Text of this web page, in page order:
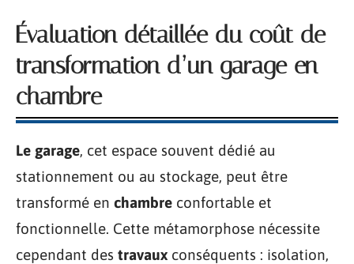
Évaluation détaillée du coût de
transformation d’un garage en
chambre
Le garage, cet espace souvent dédié au
stationnement ou au stockage, peut être
transformé en chambre confortable et
fonctionnelle. Cette métamorphose nécessite
cependant des travaux conséquents : isolation,